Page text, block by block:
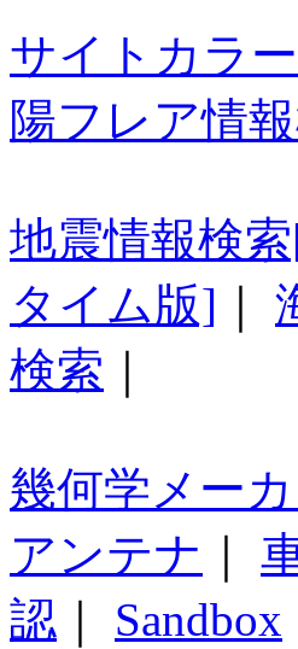
サイトカラ
陽フレア情
地震情報検
タイム版]
検索
幾何学メー
アンテナ
認
Sandbox